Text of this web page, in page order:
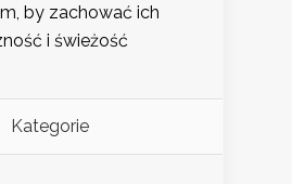
by zachować ich
i świeżość
Kategorie